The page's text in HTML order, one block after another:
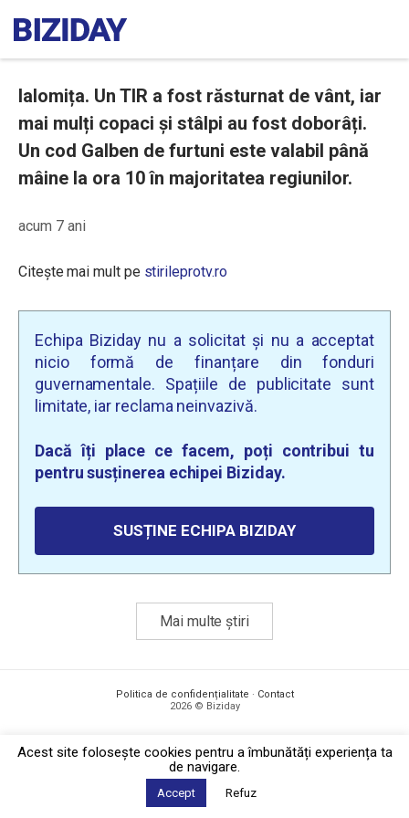
Ialomița. Un TIR a fost răsturnat de vânt, iar
mai mulți copaci și stâlpi au fost doborâți.
Un cod Galben de furtuni este valabil până
mâine la ora 10 în majoritatea regiunilor.
acum 7 ani
Citește mai mult pe stirileprotv.ro
Echipa Biziday nu a solicitat și nu a acceptat
nicio formă de finanțare din fonduri
guvernamentale. Spațiile de publicitate sunt
limitate, iar reclama neinvazivă.
Dacă îți place ce facem, poți contribui tu
pentru susținerea echipei Biziday.
SUSȚINE ECHIPA BIZIDAY
Mai multe știri
Politica de confidențialitate · Contact
2026 © Biziday
Acest site foloseşte cookies pentru a îmbunătăți experiența ta
de navigare.
Accept Refuz